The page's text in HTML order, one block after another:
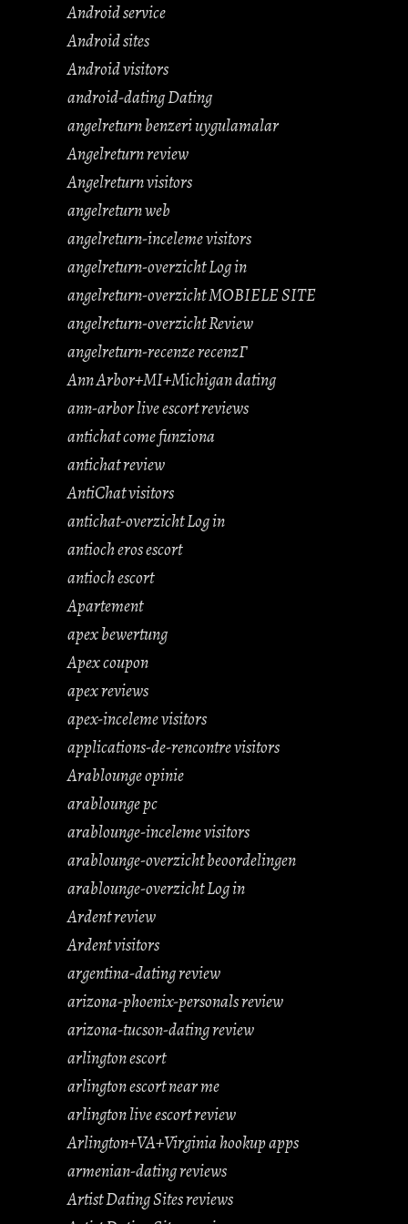
Android service
Android sites
Android visitors
android-dating Dating
angelreturn benzeri uygulamalar
Angelreturn review
Angelreturn visitors
angelreturn web
angelreturn-inceleme visitors
angelreturn-overzicht Log in
angelreturn-overzicht MOBIELE SITE
angelreturn-overzicht Review
angelreturn-recenze recenzГ­
Ann Arbor+MI+Michigan dating
ann-arbor live escort reviews
antichat come funziona
antichat review
AntiChat visitors
antichat-overzicht Log in
antioch eros escort
antioch escort
Apartement
apex bewertung
Apex coupon
apex reviews
apex-inceleme visitors
applications-de-rencontre visitors
Arablounge opinie
arablounge pc
arablounge-inceleme visitors
arablounge-overzicht beoordelingen
arablounge-overzicht Log in
Ardent review
Ardent visitors
argentina-dating review
arizona-phoenix-personals review
arizona-tucson-dating review
arlington escort
arlington escort near me
arlington live escort review
Arlington+VA+Virginia hookup apps
armenian-dating reviews
Artist Dating Sites reviews